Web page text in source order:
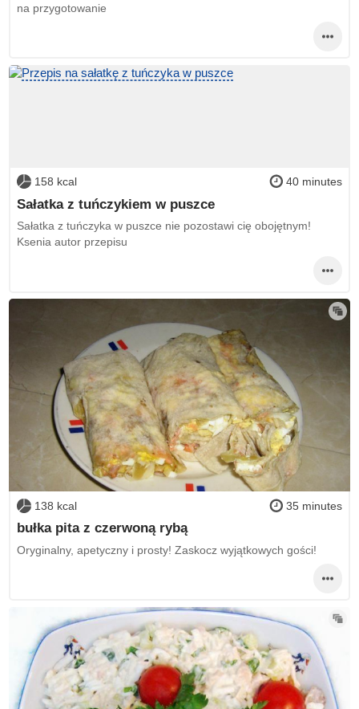
na przygotowanie
158 kcal 40 minutes
Sałatka z tuńczykiem w puszce
Sałatka z tuńczyka w puszce nie pozostawi cię obojętnym!
Ksenia autor przepisu
138 kcal 35 minutes
bułka pita z czerwoną rybą
Oryginalny, apetyczny i prosty! Zaskocz wyjątkowych gości!